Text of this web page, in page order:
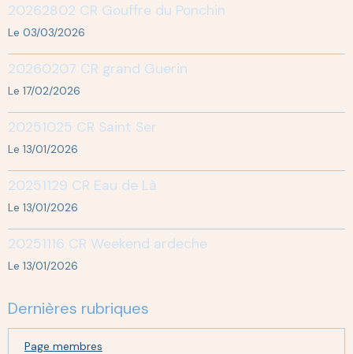
20262802 CR Gouffre du Ponchin
Le 03/03/2026
20260207 CR grand Guerin
Le 17/02/2026
20251025 CR Saint Ser
Le 13/01/2026
20251129 CR Eau de Là
Le 13/01/2026
20251116 CR Weekend ardeche
Le 13/01/2026
Dernières rubriques
Page membres